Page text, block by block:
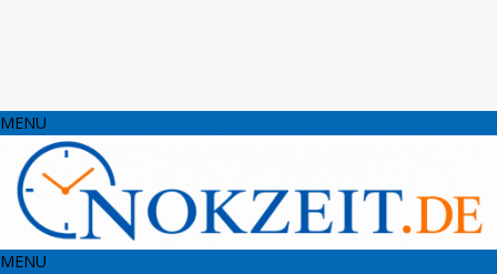
MENU
MENU